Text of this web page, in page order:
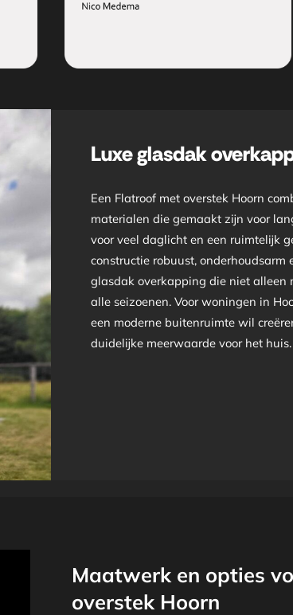
Luxe glasdak
Een Flatroof met overstek Hoorn
materialen die gemaakt zijn voor
voor veel daglicht en een ruimtelijk
constructie robuust,
glasdak overkapping die niet alleen
alle seizoenen. Voor woningen in
een moderne buitenruimte wil
duidelijke meerwaarde voor het huis.
Maatwerk en opties
overstek Hoorn